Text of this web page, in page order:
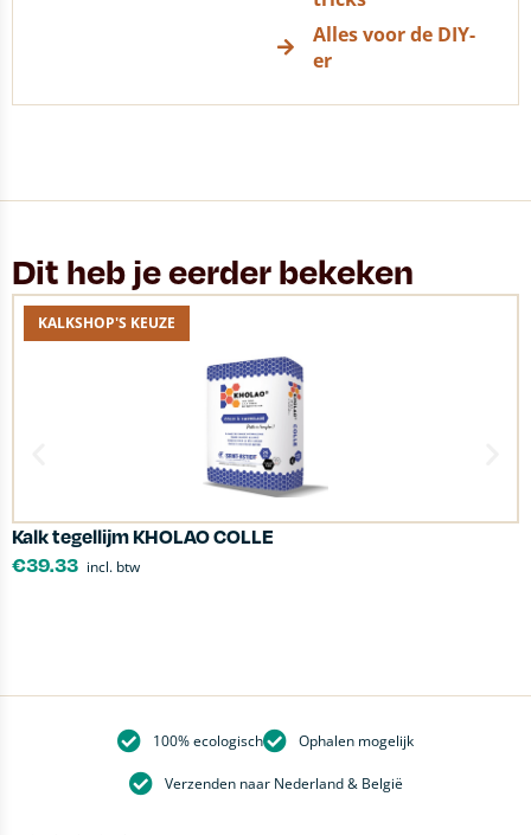
Alles voor de DIY-
er
Dit heb je eerder bekeken
KALKSHOP'S KEUZE
Kalk tegellijm KHOLAO COLLE
€39.33 incl. btw
100% ecologisch Ophalen mogelijk
Verzenden naar Nederland & België